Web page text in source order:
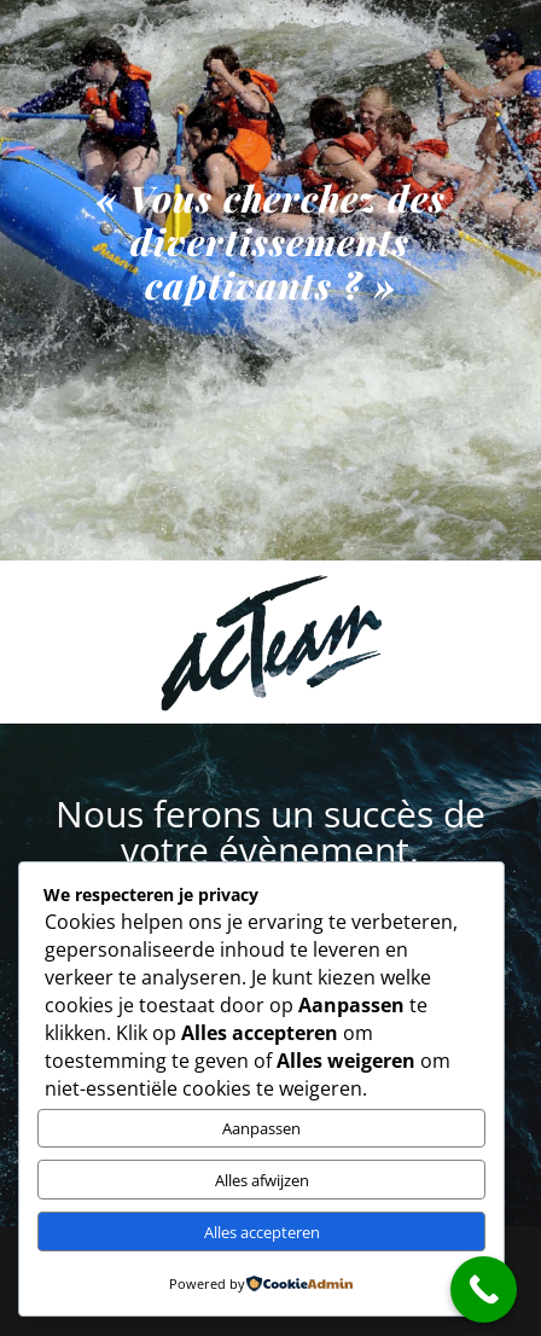
« Vous cherchez des
divertissements
captivants ? »
Nous ferons un succès de
votre évènement.
Contactez-nous
LETTRE D’INFORMATION
Inscrivez-vous à notre newsletter pour
rester informé de toutes les nouvelles et
activités. Inscrivez-vous maintenant!
We respecteren je privacy
Cookies helpen ons je ervaring te verbeteren,
gepersonaliseerde inhoud te leveren en
verkeer te analyseren. Je kunt kiezen welke
cookies je toestaat door op Aanpassen te
klikken. Klik op Alles accepteren om
toestemming te geven ofAlles weigeren om
niet-essentiële cookies te weigeren.
Aanpassen
Alles afwijzen
Alles accepteren
Powered by